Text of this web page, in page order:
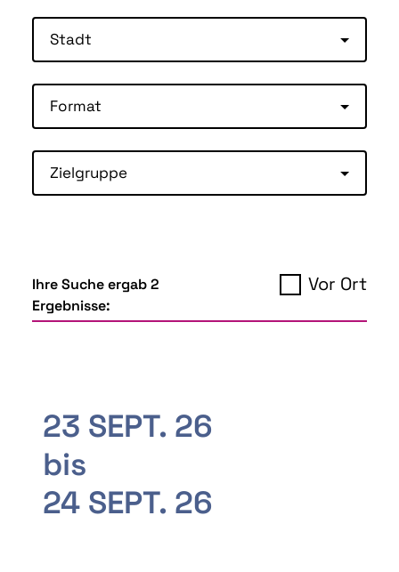
Stadt
Format
Zielgruppe
Ihre Suche ergab 2
Ergebnisse:
Vor Ort
23 SEPT. 26
bis
24 SEPT. 26